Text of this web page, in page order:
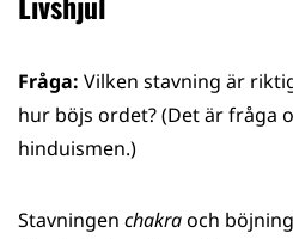
Fråga: Vilken stavning är
hur böjs ordet? (Det är fråga
hinduismen.)
Stavningen chakraoch